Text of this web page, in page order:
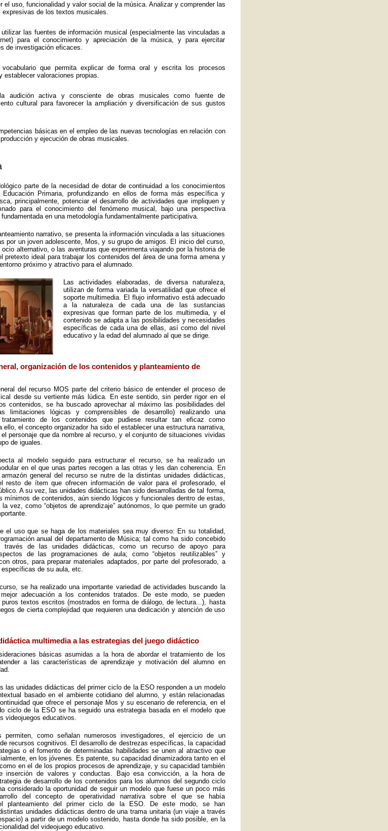
el uso, funcionalidad y valor social de la música. Analizar y comprender las
expresivas de los textos musicales.
utilizar las fuentes de información musical (especialmente las vinculadas a
para el conocimiento y apreciación de la música, y para ejercitar
de investigación eficaces.
vocabulario que permita explicar de forma oral y escrita los procesos
establecer valoraciones propias.
la audición activa y consciente de obras musicales como fuente de
cultural para favorecer la ampliación y diversificación de sus gustos
básicas en el empleo de las nuevas tecnologías en relación con
y ejecución de obras musicales.
parte de la necesidad de dotar de continuidad a los conocimientos
Educación Primaria, profundizando en ellos de forma más específica y
principalmente, potenciar el desarrollo de actividades que impliquen y
para el conocimiento del fenómeno musical, bajo una perspectiva
en una metodología fundamentalmente participativa.
narrativo, se presenta la información vinculada a las situaciones
por un joven adolescente, Mos, y su grupo de amigos. El inicio del curso,
alternativo, o las aventuras que experimenta viajando por la historia de
pretexto ideal para trabajar los contenidos del área de una forma amena y
próximo y atractivo para el alumnado.
Las actividades elaboradas, de diversa naturaleza,
utilizan de forma variada la versatilidad que ofrece el
soporte multimedia. El flujo informativo está adecuado
a la naturaleza de cada una de las sustancias
expresivas que forman parte de los multimedia, y el
contenido se adapta a las posibilidades y necesidades
específicas de cada una de ellas, así como del nivel
educativo y la edad del alumnado al que se dirige.
organización de los contenidos y planteamiento de
del recurso MOS parte del criterio básico de entender el proceso de
desde su vertiente más lúdica. En este sentido, sin perder rigor en el
contenidos, se ha buscado aprovechar al máximo las posibilidades del
limitaciones lógicas y comprensibles de desarrollo) realizando una
tratamiento de los contenidos que pudiese resultar tan eficaz como
ello, el concepto organizador ha sido el establecer una estructura narrativa,
personaje que da nombre al recurso, y el conjunto de situaciones vividas
de iguales.
al modelo seguido para estructurar el recurso, se ha realizado un
en el que unas partes recogen a las otras y les dan coherencia. En
general del recurso se nutre de la distintas unidades didácticas,
resto de ítem que ofrecen información de valor para el profesorado, el
A su vez, las unidades didácticas han sido desarrolladas de tal forma,
mínimos de contenidos, aún siendo lógicos y funcionales dentro de estas,
vez, como “objetos de aprendizaje” autónomos, lo que permite un grado
el uso que se haga de los materiales sea muy diverso: En su totalidad,
anual del departamento de Música; tal como ha sido concebido
través de las unidades didácticas, como un recurso de apoyo para
de las programaciones de aula; como “objetos reutilizables” y
otros, para preparar materiales adaptados, por parte del profesorado, a
específicas de su aula, etc.
se ha realizado una importante variedad de actividades buscando la
adecuación a los contenidos tratados. De este modo, se pueden
puros textos escritos (mostrados en forma de diálogo, de lectura...), hasta
de cierta complejidad que requieren una dedicación y atención de uso
multimedia a las estrategias del juego didáctico
básicas asumidas a la hora de abordar el tratamiento de los
a las características de aprendizaje y motivación del alumno en
las unidades didácticas del primer ciclo de la ESO responden a un modelo
basado en el ambiente cotidiano del alumno, y están relacionadas
que ofrece el personaje Mos y su escenario de referencia, en el
ciclo de la ESO se ha seguido una estrategia basada en el modelo que
videojuegos educativos.
permiten, como señalan numerosos investigadores, el ejercicio de un
recursos cognitivos. El desarrollo de destrezas específicas, la capacidad
o el fomento de determinadas habilidades se unen al atractivo que
en los jóvenes. Es patente, su capacidad dinamizadora tanto en el
en el de los propios procesos de aprendizaje, y su capacidad también
inserción de valores y conductas. Bajo esa convicción, a la hora de
de desarrollo de los contenidos para los alumnos del segundo ciclo
considerado la oportunidad de seguir un modelo que fuese un poco más
del concepto de operatividad narrativa sobre el que se había
planteamiento del primer ciclo de la ESO. De este modo, se han
unidades didácticas dentro de una trama unitaria (un viaje a través
a partir de un modelo sostenido, hasta donde ha sido posible, en la
del videojuego educativo.